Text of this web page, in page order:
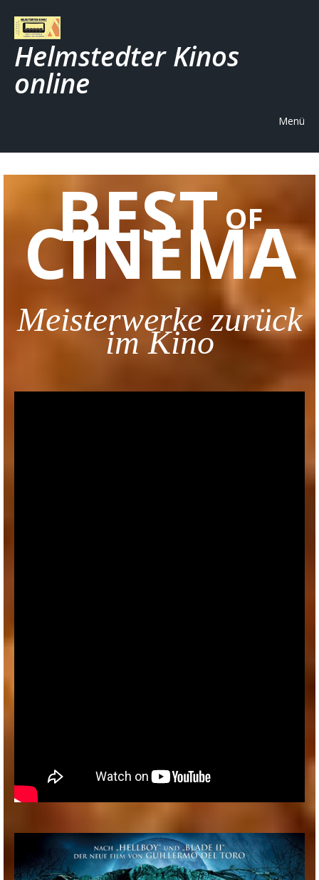
Helmstedter Kinos
online
Menü
BEST OF
CINEMA
Meisterwerke zurück
im Kino